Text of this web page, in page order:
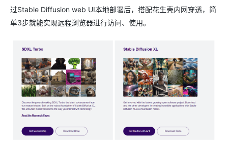
过Stable Diffusion web UI本地部署后，搭配花生壳内网穿透，简
单3步就能实现远程浏览器进行访问、使用。